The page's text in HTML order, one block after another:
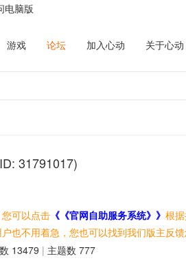
电脑版
游戏 论坛 加入心动 关于心动
31791017)
可以点击 《《官网自助服务系统》》 根
也不用着急，您也可以找到我们版主反
13479 | 主题数 777